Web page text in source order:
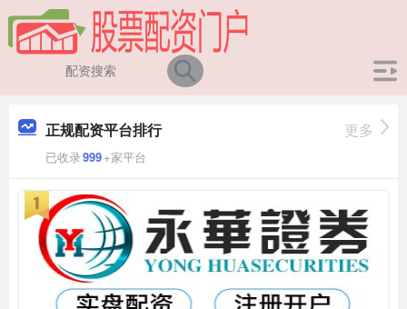
正规配资平台排行
已收录999+家平台
更多